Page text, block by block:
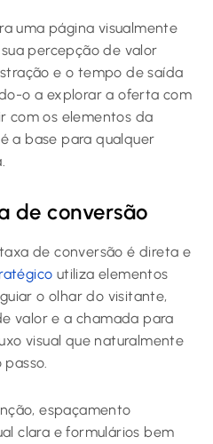
uma página visualmente
percepção de valor
e o tempo de saída
o a explorar a oferta com
com os elementos da
a base para qualquer
de conversão
de conversão é direta e
utiliza elementos
o olhar do visitante,
valor e a chamada para
visual que naturalmente
espaçamento
clara e formulários bem